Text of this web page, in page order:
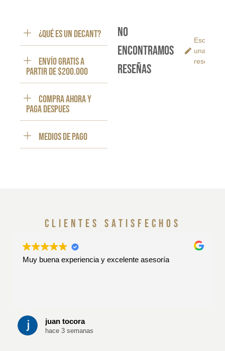
¿Qué es un decant?
ENVÍO GRATIS a
partir de $200.000
Compra ahora y
paga despues
Medios de pago
No
encontramos
reseñas
Escribe
una
reseña
clientes satisfechos
Muy buena experiencia y excelente asesoría
juan tocora
hace 3 semanas